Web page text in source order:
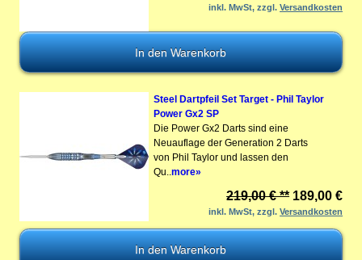
inkl. MwSt, zzgl.Versandkosten
Steel Dartpfeil Set Target - Phil Taylor
Power Gx2 SP
Die Power Gx2 Darts sind eine
Neuauflage der Generation 2 Darts
von Phil Taylor und lassen den
Qu..more»
219,00 € ** 189,00 €
inkl. MwSt, zzgl.Versandkosten